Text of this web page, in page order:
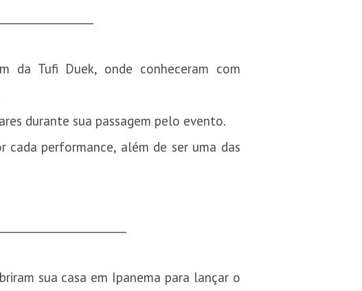
da Tufi Duek, onde conheceram com
durante sua passagem pelo evento.
performance, além de ser uma das
sua casa em Ipanema para lançar o